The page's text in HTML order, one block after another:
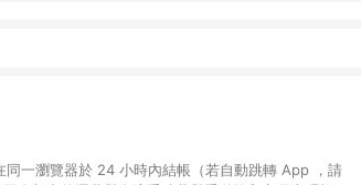
一瀏覽器於 24 小時內結帳（若自動跳轉 App ，請